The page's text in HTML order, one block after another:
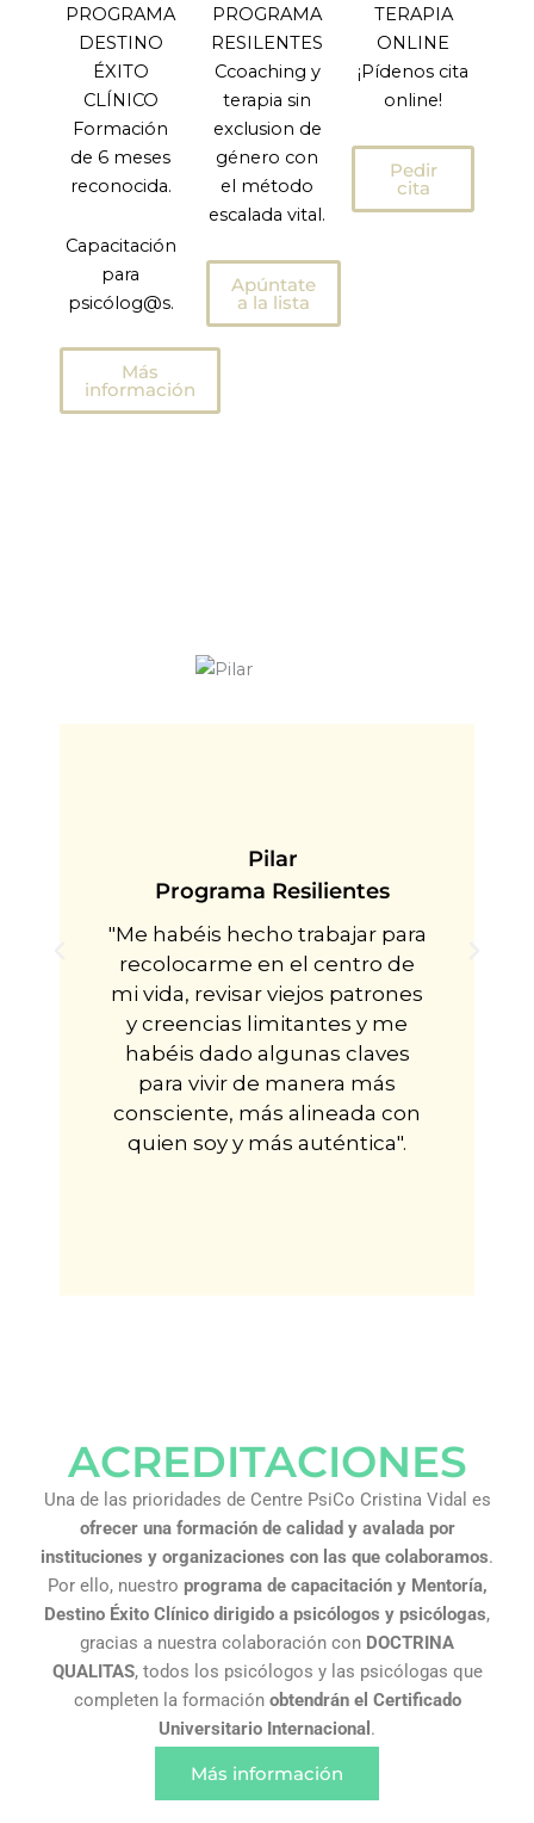
PROGRAMA
DESTINO
ÉXITO
CLÍNICO
Formación
de 6 meses
reconocida.
Capacitación
para
psicólog@s.
Más
información
PROGRAMA
RESILENTES
Ccoaching y
terapia sin
exclusion de
género con
el método
escalada vital.
Apúntate
a la lista
TERAPIA
ONLINE
¡Pídenos cita
online!
Pedir
cita
"Me habéis hecho trabajar para
recolocarme en el centro de
mi vida, revisar viejos patrones
y creencias limitantes y me
habéis dado algunas claves
para vivir de manera más
consciente, más alineada con
quien soy y más auténtica".
Pilar
Programa Resilientes
ACREDITACIONES
Una de las prioridades de Centre PsiCo Cristina Vidal es
ofrecer una formación de calidad y avalada por
instituciones y organizaciones con las que colaboramos.
Por ello, nuestro programa de capacitación y Mentoría,
Destino Éxito Clínico dirigido a psicólogos y psicólogas,
gracias a nuestra colaboración con DOCTRINA
QUALITAS, todos los psicólogos y las psicólogas que
completen la formación obtendrán el Certificado
Universitario Internacional .
Más información